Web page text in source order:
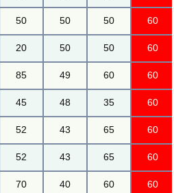
50 50 50 60
20 50 50 60
85 49 60 60
45 48 35 60
52 43 65 60
52 43 65 60
70 40 60 60